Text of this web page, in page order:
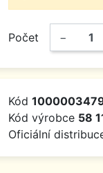
Počet −
Kód
Kód výrobce 58
Oficiální